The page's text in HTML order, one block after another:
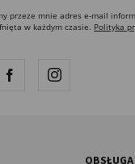
przeze mnie adres e-mail
w każdym czasie. Polityka
OBSŁUGA